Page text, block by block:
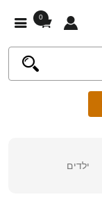
0
ילדים